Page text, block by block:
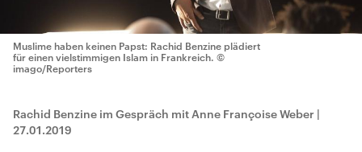
Muslime haben keinen Papst: Rachid Benzine plädiert
für einen vielstimmigen Islam in Frankreich. ©
imago/Reporters
Rachid Benzine im Gespräch mit Anne Françoise Weber |
27.01.2019